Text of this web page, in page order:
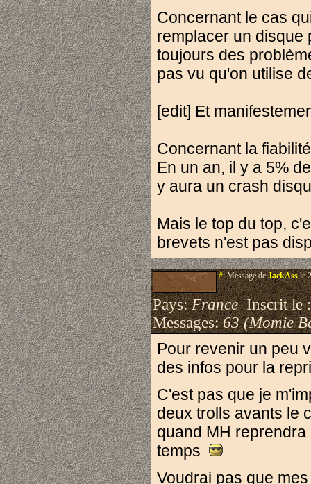
Concernant le cas
remplacer un disque
toujours des
pas vu qu'on utilise
[edit] Et
Concernant la
En un an, il y a 5%
y aura un crash
Mais le top du top,
brevets n'est pas
#.Message deJackAssle
Pays:FranceInscrit le
Messages:63 (Momie
Pour revenir un peu
des infos pour la
C'est pas que je
deux trolls avants le
quand MH
temps
Voudrai pas que